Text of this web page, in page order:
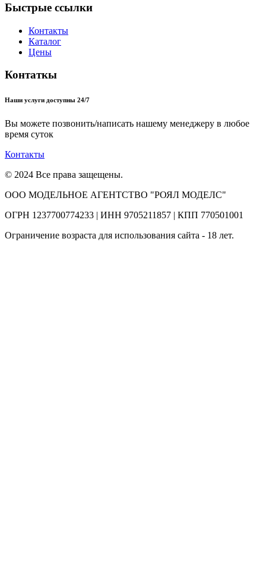
Быстрые ссылки
Контакты
Каталог
Цены
Контаткы
Наши услуги доступны 24/7
Вы можете позвонить/написать нашему менеджеру в любое
время суток
Контакты
© 2024 Все права защещены.
ООО МОДЕЛЬНОЕ АГЕНТСТВО "РОЯЛ МОДЕЛС"
ОГРН 1237700774233 | ИНН 9705211857 | КПП 770501001
Ограничение возраста для использования сайта - 18 лет.